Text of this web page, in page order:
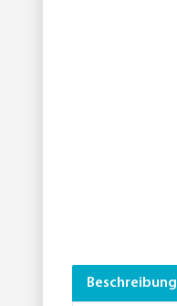
Beschreibung